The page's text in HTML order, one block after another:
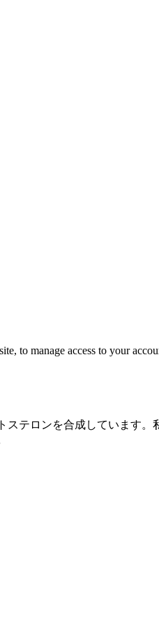
to manage access to your
テロンを合成しています